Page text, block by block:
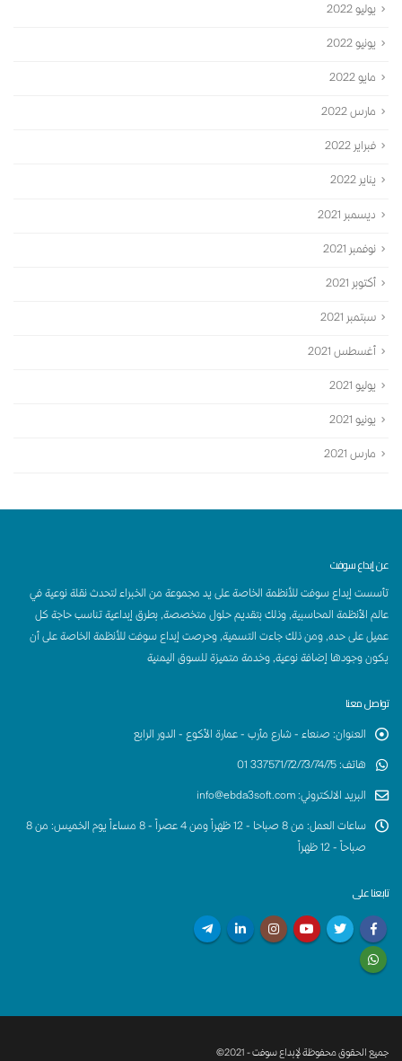
يوليو 2022
يونيو 2022
مايو 2022
مارس 2022
فبراير 2022
يناير 2022
ديسمبر 2021
نوفمبر 2021
أكتوبر 2021
سبتمبر 2021
أغسطس 2021
يوليو 2021
يونيو 2021
مارس 2021
عن إبداع سوفت
تأسست إبداع سوفت للأنظمة الخاصة على يد مجموعة من الخبراء لتحدث نقلة نوعية في
عالم الأنظمة المحاسبية, وذلك بتقديم حلول متخصصة, بطرق إبداعية تناسب حاجة كل
عميل على حده, ومن ذلك جاءت التسمية, وحرصت إبداع سوفت للأنظمة الخاصة على أن
يكون وجودها إضافة نوعية, وخدمة متميزة للسوق اليمنية
تواصل معنا
العنوان: صنعاء - شارع مأرب - عمارة الأكوع - الدور الرابع
هاتف:
337571/72/73/74/75 01
البريد الالكتروني:
info@ebda3soft.com
ساعات العمل:
من 8 صباحا - 12 ظهراً ومن 4 عصراً - 8 مساءاً يوم الخميس: من 8
صباحاً - 12 ظهراً
تابعنا على
جميع الحقوق محفوظة لإبداع سوفت - 2021©